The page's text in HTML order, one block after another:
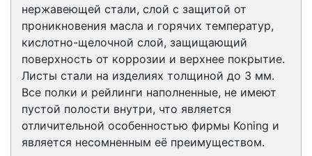
нержавеющей стали, слой с защитой от
проникновения масла и горячих температур,
кислотно-щелочной слой, защищающий
поверхность от коррозии и верхнее покрытие.
Листы стали на изделиях толщиной до 3 мм.
Все полки и рейлинги наполненные, не имеют
пустой полости внутри, что является
отличительной особенностью фирмы Koning и
является несомненным её преимуществом.